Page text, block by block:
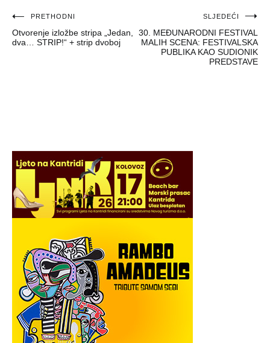
Navigacija
objava
PRETHODNI
Otvorenje izložbe stripa „Jedan,
dva… STRIP!“ + strip dvoboj
SLJEDEĆI
30. MEĐUNARODNI FESTIVAL
MALIH SCENA: FESTIVALSKA
PUBLIKA KAO SUDIONIK
PREDSTAVE